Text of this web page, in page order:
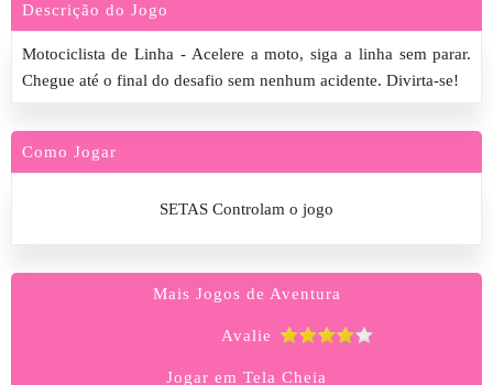
Descrição do Jogo
Motociclista de Linha - Acelere a moto, siga a linha sem parar.
Chegue até o final do desafio sem nenhum acidente. Divirta-se!
Como Jogar
SETAS Controlam o jogo
Mais Jogos de Aventura
Avalie
Jogar em Tela Cheia